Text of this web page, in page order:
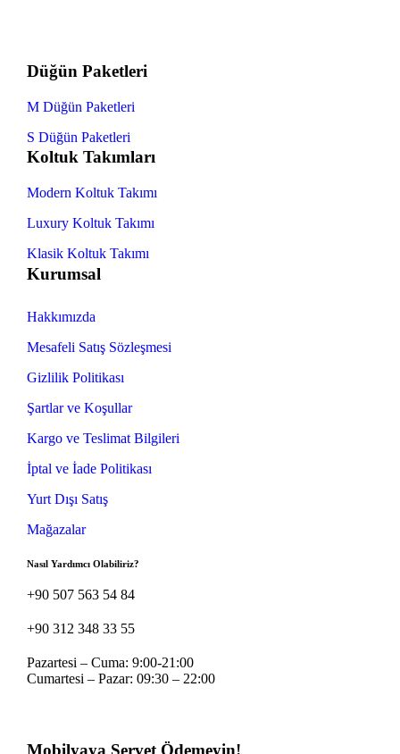
Düğün Paketleri
M Düğün Paketleri
S Düğün Paketleri
Koltuk Takımları
Modern Koltuk Takımı
Luxury Koltuk Takımı
Klasik Koltuk Takımı
Kurumsal
Hakkımızda
Mesafeli Satış Sözleşmesi
Gizlilik Politikası
Şartlar ve Koşullar
Kargo ve Teslimat Bilgileri
İptal ve İade Politikası
Yurt Dışı Satış
Mağazalar
Nasıl Yardımcı Olabiliriz?
+90 507 563 54 84
+90 312 348 33 55
Pazartesi – Cuma: 9:00-21:00
Cumartesi – Pazar: 09:30 – 22:00
Mobilyaya Servet Ödemeyin!